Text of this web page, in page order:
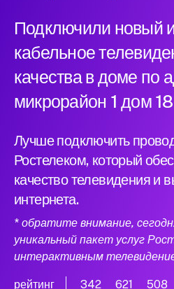
Подключили новый
кабельное
качества в доме по
микрорайон 1 дом 18
Лучше подключить
Ростелеком, который
качество телевидения и
интернета.
* обратите внимание,
уникальный пакет услуг
интерактивным
рейтинг 342 621 508